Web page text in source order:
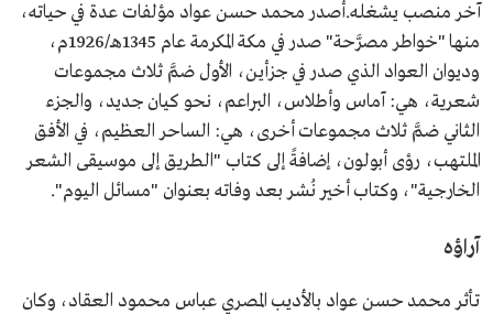
آخر منصب يشغله.أصدر محمد حسن عواد مؤلفات عدة في حياته،
منها "خواطر مصرَّحة" صدر في مكة المكرمة عام 1345هـ/1926م،
وديوان العواد الذي صدر في جزأين، الأول ضمَّ ثلاث مجموعات
شعرية، هي: آماس وأطلاس، البراعم، نحو كيان جديد، والجزء
الثاني ضمَّ ثلاث مجموعات أخرى، هي: الساحر العظيم، في الأفق
الملتهب، رؤى أبولون، إضافةً إلى كتاب "الطريق إلى موسيقى الشعر
الخارجية"، وكتاب أخير نُشر بعد وفاته بعنوان "مسائل اليوم".
آراؤه
تأثر محمد حسن عواد بالأديب المصري عباس محمود العقاد، وكان